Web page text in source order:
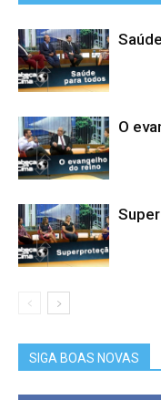
O
SIGA BOAS NOVAS